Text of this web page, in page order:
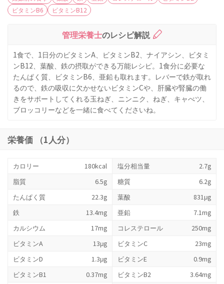
ビタミンB6
ビタミンB12
管理栄養士のレシピ解説
1食で、1日分のビタミンA、ビタミンB2、ナイアシン、ビタミ
ンB12、葉酸、鉄の摂取ができる万能レシピ。1食分に必要な
たんぱく質、ビタミンB6、亜鉛も取れます。レバーで鉄が取れ
るので、鉄の吸収に欠かせないビタミンCや、肝臓や腎臓の働
きをサポートしてくれる玉ねぎ、ニンニク、ねぎ、キャべツ、
ブロッコリーなどを一緒に食べてくださいね。
栄養価 （1人分）
カロリー 180kcal 塩分相当量
2.7g
脂質
6.5g 糖質
6.2g
たんぱく質
22.3g 葉酸
831μg
鉄
13.4mg 亜鉛
7.1mg
カルシウム
17mg コレステロール
250mg
ビタミンA
13μg ビタミンC
23mg
ビタミンD
1.3μg ビタミンE
0.9mg
ビタミンB1
0.37mg ビタミンB2
3.64mg